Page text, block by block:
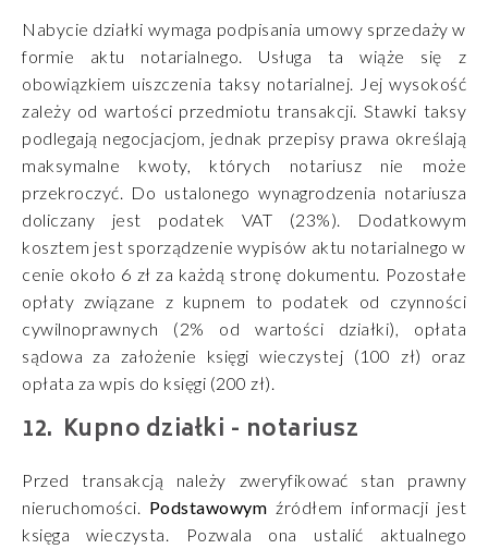
Nabycie działki wymaga podpisania umowy sprzedaży w
formie aktu notarialnego. Usługa ta wiąże się z
obowiązkiem uiszczenia taksy notarialnej. Jej wysokość
zależy od wartości przedmiotu transakcji. Stawki taksy
podlegają negocjacjom, jednak przepisy prawa określają
maksymalne kwoty, których notariusz nie może
przekroczyć. Do ustalonego wynagrodzenia notariusza
doliczany jest podatek VAT (23%). Dodatkowym
kosztem jest sporządzenie wypisów aktu notarialnego w
cenie około 6 zł za każdą stronę dokumentu. Pozostałe
opłaty związane z kupnem to podatek od czynności
cywilnoprawnych (2% od wartości działki), opłata
sądowa za założenie księgi wieczystej (100 zł) oraz
opłata za wpis do księgi (200 zł).
Kupno działki - notariusz
Przed transakcją należy zweryfikować stan prawny
nieruchomości. Podstawowym źródłem informacji jest
księga wieczysta. Pozwala ona ustalić aktualnego